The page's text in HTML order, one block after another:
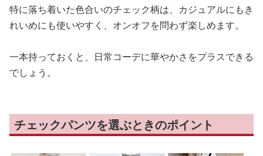
特に落ち着いた色合いのチェック柄は、カジュアルにもき
れいめにも使いやすく、オンオフを問わず楽しめます。
一本持っておくと、日常コーデに華やかさをプラスできる
でしょう。
チェックパンツを選ぶときのポイント